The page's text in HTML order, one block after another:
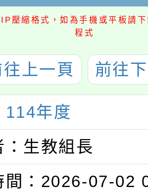
壓縮格式，如為手機或平板請
程式
往上一頁 前往
114年度
：生教組長
間：2026-07-02